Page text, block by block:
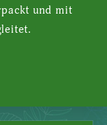
und mit